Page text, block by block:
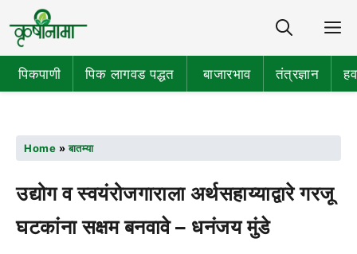
पिकपाणी पिक लागवड पद्धत बाजारभाव तंत्रज्ञान
Home »बातम्या
उद्योग व स्वयंरोजगाराला अर्थसहाय्याद्वारे गरजू
घटकांना सक्षम बनवावे – धनंजय मुंडे